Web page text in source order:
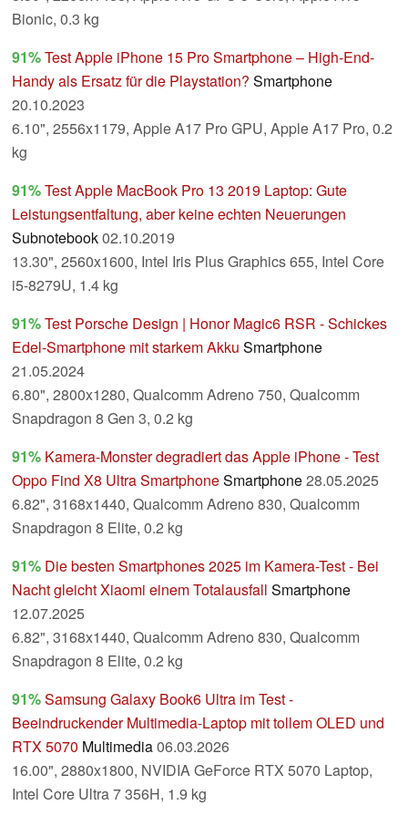
Bionic, 0.3 kg
91%Test Apple iPhone 15 Pro Smartphone – High-End-
Handy als Ersatz für die Playstation? Smartphone
20.10.2023
6.10", 2556x1179, Apple A17 Pro GPU, Apple A17 Pro, 0.2
kg
91%Test Apple MacBook Pro 13 2019 Laptop: Gute
Leistungsentfaltung, aber keine echten Neuerungen
Subnotebook02.10.2019
13.30", 2560x1600, Intel Iris Plus Graphics 655, Intel Core
i5-8279U, 1.4 kg
91%Test Porsche Design | Honor Magic6 RSR - Schickes
Edel-Smartphone mit starkem Akku Smartphone
21.05.2024
6.80", 2800x1280, Qualcomm Adreno 750, Qualcomm
Snapdragon 8 Gen 3, 0.2 kg
91% Kamera-Monster degradiert das Apple iPhone - Test
Oppo Find X8 Ultra SmartphoneSmartphone28.05.2025
6.82", 3168x1440, Qualcomm Adreno 830, Qualcomm
Snapdragon 8 Elite, 0.2 kg
91% Die besten Smartphones 2025 im Kamera-Test - Bei
Nacht gleicht Xiaomi einem Totalausfall Smartphone
12.07.2025
6.82", 3168x1440, Qualcomm Adreno 830, Qualcomm
Snapdragon 8 Elite, 0.2 kg
91%Samsung Galaxy Book6 Ultra im Test -
Beeindruckender Multimedia-Laptop mit tollem OLED und
RTX 5070 Multimedia06.03.2026
16.00", 2880x1800, NVIDIA GeForce RTX 5070 Laptop,
Intel Core Ultra 7 356H, 1.9 kg